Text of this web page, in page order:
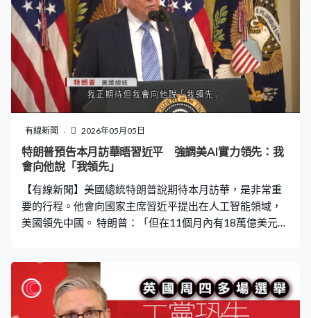
已要求所有乘客留在房內，防止病毒傳播。
有線新聞 2026年05月05日
特朗普預告本月訪華晤習近平 強調美AI實力領先：我
會向他說「我領先」
【有線新聞】美國總統特朗普說期待本月訪華，是非常重
要的行程。他會向國家主席習近平提出在人工智能領域，
美國領先中國。 特朗普：「但在11個月內有18萬億美元投
來兩星期，我正期待但我會向他說『我領先』。我們有非
常友善的競爭，這將會一次非常重要行程。」